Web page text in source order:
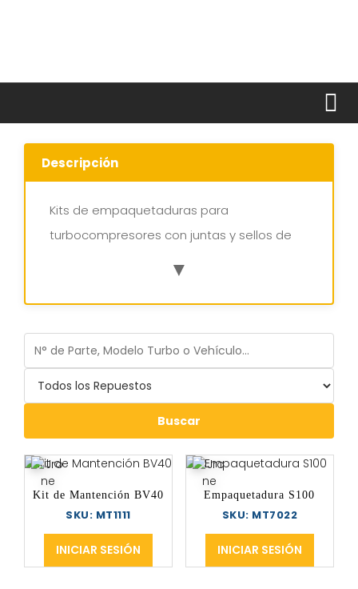
Kits de empaquetaduras para
turbocompresores con juntas y sellos de
vehículos livianos, pesados y maquinaria
diésel.
▼
Buscar
Kit de Mantención BV40
SKU: MT1111
INICIAR SESIÓN
Empaquetadura S100
SKU: MT7022
INICIAR SESIÓN